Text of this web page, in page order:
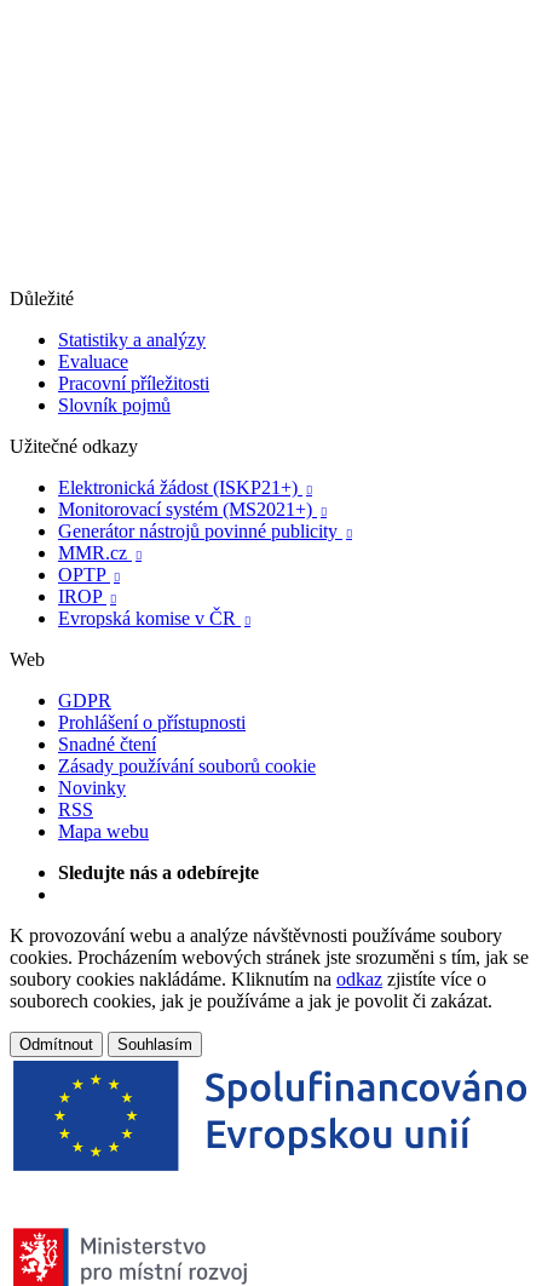
Důležité
Statistiky a analýzy
Evaluace
Pracovní příležitosti
Slovník pojmů
Užitečné odkazy
Elektronická žádost (ISKP21+)

Monitorovací systém (MS2021+) 
Generátor nástrojů povinné publicity 
MMR.cz 
OPTP 
IROP 
Evropská komise v ČR 
Web
GDPR
Prohlášení o přístupnosti
Snadné čtení
Zásady používání souborů cookie
Novinky
RSS
Mapa webu
Sledujte nás a odebírejte
K provozování webu a analýze návštěvnosti používáme soubory
cookies. Procházením webových stránek jste srozuměni s tím, jak se
soubory cookies nakládáme. Kliknutím na odkaz zjistíte více o
souborech cookies, jak je používáme a jak je povolit či zakázat.
Odmítnout Souhlasím